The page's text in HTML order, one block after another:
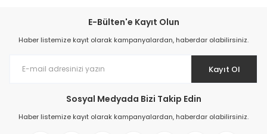
E-Bülten'e Kayıt Olun
Haber listemize kayıt olarak kampanyalardan, haberdar olabilirsiniz.
Kayıt Ol
Sosyal Medyada Bizi Takip Edin
Haber listemize kayıt olarak kampanyalardan, haberdar olabilirsiniz.